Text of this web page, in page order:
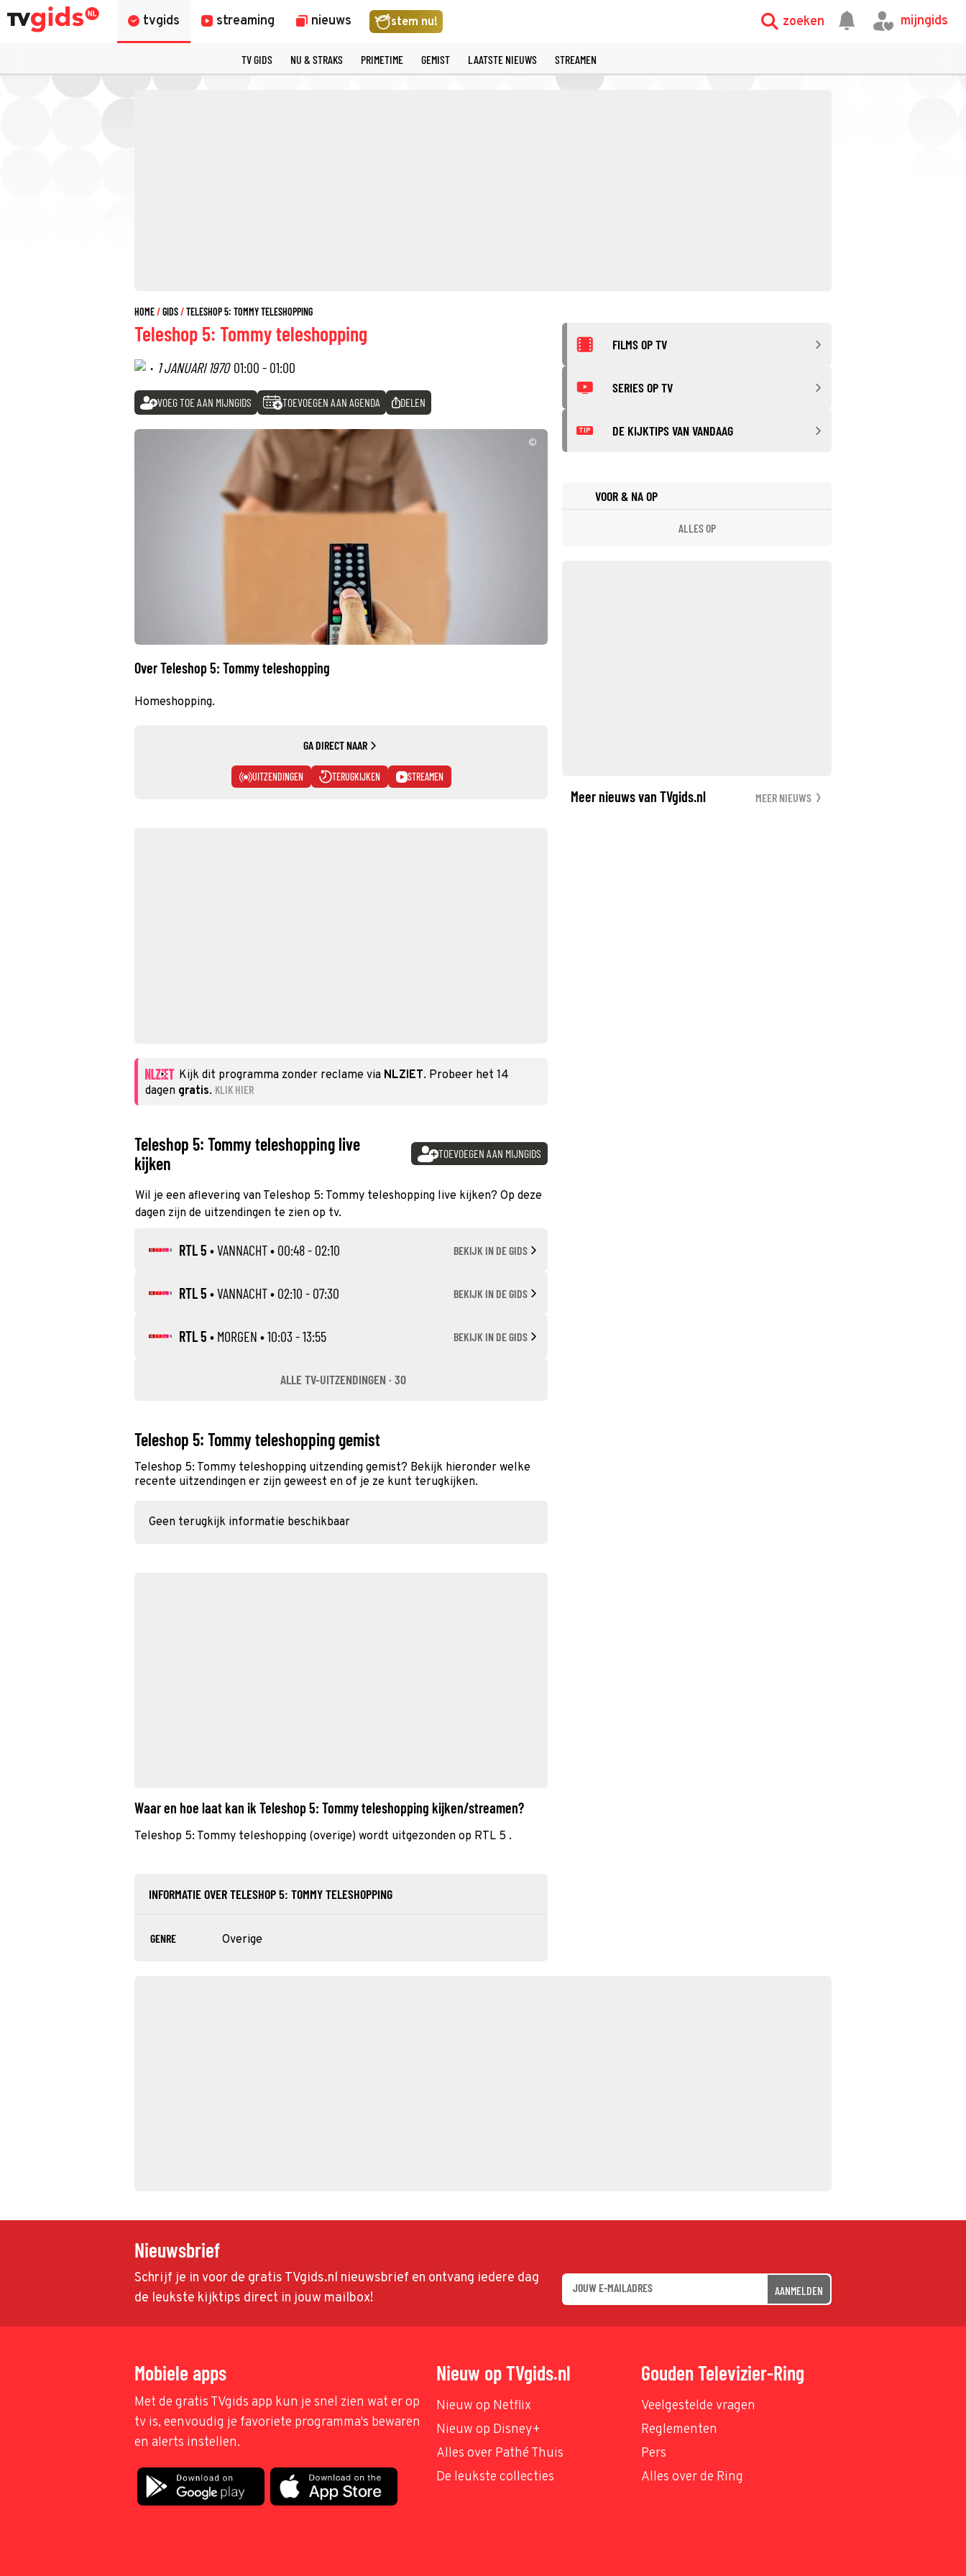
tvgids streaming nieuws stem nu! zoeken mijngids
TV GIDS NU & STRAKS PRIMETIME GEMIST LAATSTE NIEUWS STREAMEN
HOME GIDS TELESHOP 5: TOMMY TELESHOPPING
Teleshop 5: Tommy teleshopping
· 1 JANUARI 1970 01:00 - 01:00
VOEG TOE AAN MIJNGIDS TOEVOEGEN AAN AGENDA DELEN
©
Over Teleshop 5: Tommy teleshopping
Homeshopping.
GA DIRECT NAAR
UITZENDINGEN TERUGKIJKEN STREAMEN
Kijk dit programma zonder reclame via NLZIET. Probeer het 14
dagen gratis. KLIK HIER
Teleshop 5: Tommy teleshopping live
kijken
TOEVOEGEN AAN MIJNGIDS
Wil je een aflevering van Teleshop 5: Tommy teleshopping live kijken? Op deze
dagen zijn de uitzendingen te zien op tv.
RTL 5 •VANNACHT• 00:48 - 02:10 BEKIJK IN DE GIDS
RTL 5 •VANNACHT• 02:10 - 07:30 BEKIJK IN DE GIDS
RTL 5 • MORGEN • 10:03 - 13:55 BEKIJK IN DE GIDS
ALLE TV-UITZENDINGEN · 30
Teleshop 5: Tommy teleshopping gemist
Teleshop 5: Tommy teleshopping uitzending gemist? Bekijk hieronder welke
recente uitzendingen er zijn geweest en of je ze kunt terugkijken.
Geen terugkijk informatie beschikbaar
Waar en hoe laat kan ik Teleshop 5: Tommy teleshopping kijken/streamen?
Teleshop 5: Tommy teleshopping (overige) wordt uitgezonden op RTL 5 .
INFORMATIE OVER TELESHOP 5: TOMMY TELESHOPPING
GENRE Overige
FILMS OP TV
SERIES OP TV
TIP DE KIJKTIPS VAN VANDAAG
VOOR & NA OP
ALLES OP
Meer nieuws van TVgids.nl MEER NIEUWS
Nieuwsbrief
Schrijf je in voor de gratis TVgids.nl nieuwsbrief en ontvang iedere dag
de leukste kijktips direct in jouw mailbox!
AANMELDEN
Mobiele apps
Met de gratis TVgids app kun je snel zien wat er op
tv is, eenvoudig je favoriete programma's bewaren
en alerts instellen.
Nieuw op TVgids.nl
Nieuw op Netflix
Nieuw op Disney+
Alles over Pathé Thuis
De leukste collecties
Gouden Televizier-Ring
Veelgestelde vragen
Reglementen
Pers
Alles over de Ring